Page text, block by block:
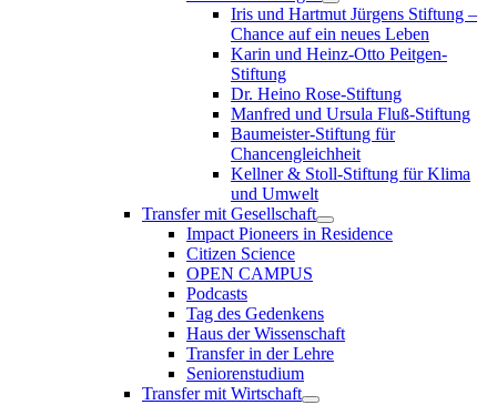
Iris und Hartmut Jürgens Stiftung –
Chance auf ein neues Leben
Karin und Heinz-Otto Peitgen-
Stiftung
Dr. Heino Rose-Stiftung
Manfred und Ursula Fluß-Stiftung
Baumeister-Stiftung für
Chancengleichheit
Kellner & Stoll-Stiftung für Klima
und Umwelt
Transfer mit Gesellschaft
Impact Pioneers in Residence
Citizen Science
OPEN CAMPUS
Podcasts
Tag des Gedenkens
Haus der Wissenschaft
Transfer in der Lehre
Seniorenstudium
Transfer mit Wirtschaft